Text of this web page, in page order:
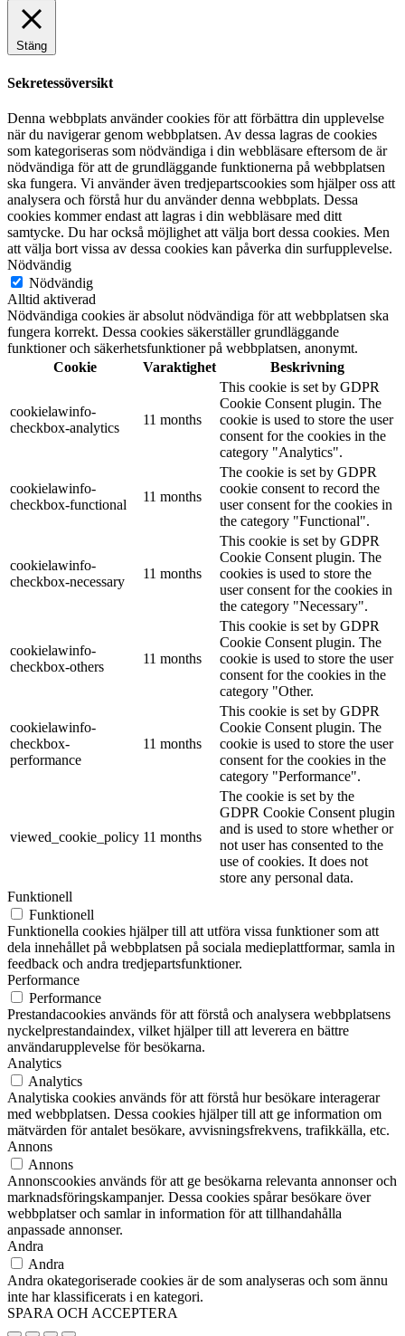
Stäng
Sekretessöversikt
Denna webbplats använder cookies för att förbättra din upplevelse
när du navigerar genom webbplatsen. Av dessa lagras de cookies
som kategoriseras som nödvändiga i din webbläsare eftersom de är
nödvändiga för att de grundläggande funktionerna på webbplatsen
ska fungera. Vi använder även tredjepartscookies som hjälper oss att
analysera och förstå hur du använder denna webbplats. Dessa
cookies kommer endast att lagras i din webbläsare med ditt
samtycke. Du har också möjlighet att välja bort dessa cookies. Men
att välja bort vissa av dessa cookies kan påverka din surfupplevelse.
Nödvändig
Nödvändig
Alltid aktiverad
Nödvändiga cookies är absolut nödvändiga för att webbplatsen ska
fungera korrekt. Dessa cookies säkerställer grundläggande
funktioner och säkerhetsfunktioner på webbplatsen, anonymt.
Cookie
Varaktighet Beskrivning
cookielawinfo-
checkbox-analytics
11 months
This cookie is set by GDPR
Cookie Consent plugin. The
cookie is used to store the user
consent for the cookies in the
category "Analytics".
cookielawinfo-
checkbox-functional
11 months
The cookie is set by GDPR
cookie consent to record the
user consent for the cookies in
the category "Functional".
cookielawinfo-
checkbox-necessary
11 months
This cookie is set by GDPR
Cookie Consent plugin. The
cookies is used to store the
user consent for the cookies in
the category "Necessary".
cookielawinfo-
checkbox-others
11 months
This cookie is set by GDPR
Cookie Consent plugin. The
cookie is used to store the user
consent for the cookies in the
category "Other.
cookielawinfo-
checkbox-
performance
11 months
This cookie is set by GDPR
Cookie Consent plugin. The
cookie is used to store the user
consent for the cookies in the
category "Performance".
viewed_cookie_policy 11 months
The cookie is set by the
GDPR Cookie Consent plugin
and is used to store whether or
not user has consented to the
use of cookies. It does not
store any personal data.
Funktionell
Funktionell
Funktionella cookies hjälper till att utföra vissa funktioner som att
dela innehållet på webbplatsen på sociala medieplattformar, samla in
feedback och andra tredjepartsfunktioner.
Performance
Performance
Prestandacookies används för att förstå och analysera webbplatsens
nyckelprestandaindex, vilket hjälper till att leverera en bättre
användarupplevelse för besökarna.
Analytics
Analytics
Analytiska cookies används för att förstå hur besökare interagerar
med webbplatsen. Dessa cookies hjälper till att ge information om
mätvärden för antalet besökare, avvisningsfrekvens, trafikkälla, etc.
Annons
Annons
Annonscookies används för att ge besökarna relevanta annonser och
marknadsföringskampanjer. Dessa cookies spårar besökare över
webbplatser och samlar in information för att tillhandahålla
anpassade annonser.
Andra
Andra
Andra okategoriserade cookies är de som analyseras och som ännu
inte har klassificerats i en kategori.
SPARA OCH ACCEPTERA